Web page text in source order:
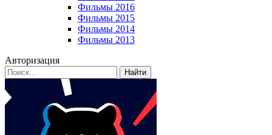
Фильмы 2016
Фильмы 2015
Фильмы 2014
Фильмы 2013
Авторизация
Найти